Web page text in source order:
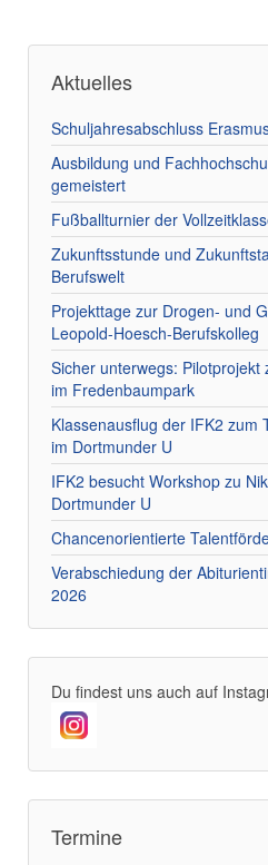
Aktuelles
Schuljahresabschluss
Ausbildung und
gemeistert
Fußballturnier der
Zukunftsstunde und
Berufswelt
Projekttage zur Drogen- und
Leopold-Hoesch-Berufskolleg
Sicher unterwegs: Pilotprojekt
im Fredenbaumpark
Klassenausflug der IFK2 zum
im Dortmunder U
IFK2 besucht Workshop zu
Dortmunder U
Chancenorientierte
Verabschiedung der
2026
Du findest uns auch auf
Termine